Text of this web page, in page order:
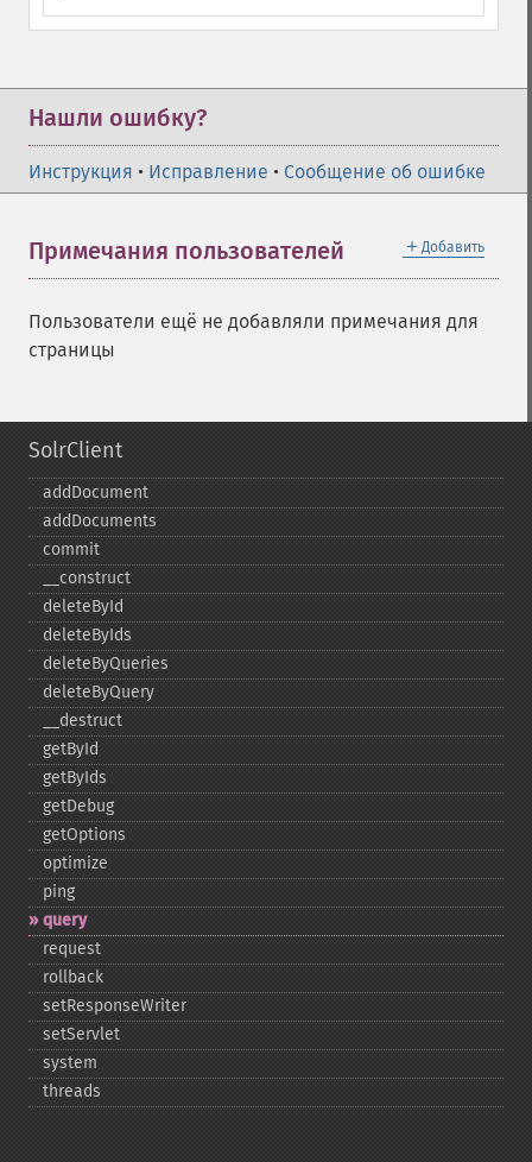
Нашли ошибку?
Инструкция • Исправление • Сообщение об ошибке
＋ Добавить
Примечания пользователей
Пользователи ещё не добавляли примечания для
страницы
SolrClient
addDocument
addDocuments
commit
_​_​construct
deleteById
deleteByIds
deleteByQueries
deleteByQuery
_​_​destruct
getById
getByIds
getDebug
getOptions
optimize
ping
query
request
rollback
setResponseWriter
setServlet
system
threads